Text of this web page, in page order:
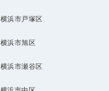
横浜市戸塚区
横浜市旭区
横浜市瀬谷区